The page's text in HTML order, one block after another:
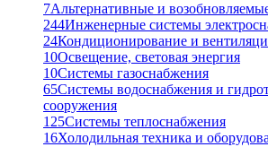
7Альтернативные и
244Инженерные системы
24Кондиционирование и
10Освещение, световая энергия
10Системы газоснабжения
65Системы водоснабжения и
сооружения
125Системы теплоснабжения
16Холодильная техника и